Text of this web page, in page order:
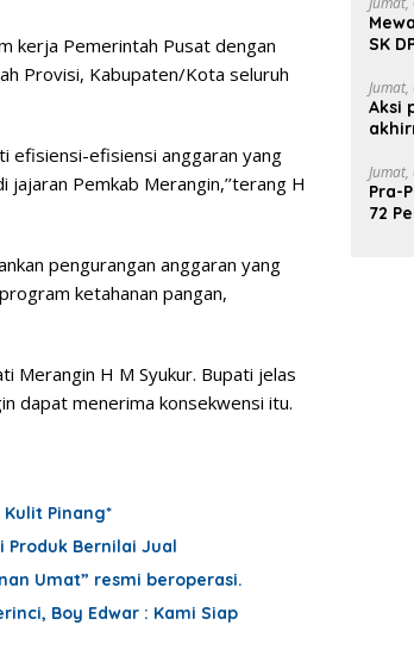
kerja Pemerintah Pusat dengan
Provisi, Kabupaten/Kota seluruh
efisiensi-efisiensi anggaran yang
Pemkab Merangin,’’terang H
pengurangan anggaran yang
ketahanan pangan,
Merangin H M Syukur. Bupati jelas
dapat menerima konsekwensi itu.
Pinang*
Produk Bernilai Jual
Umat” resmi beroperasi.
Boy Edwar : Kami Siap
SK
Aksi
Pra-
72